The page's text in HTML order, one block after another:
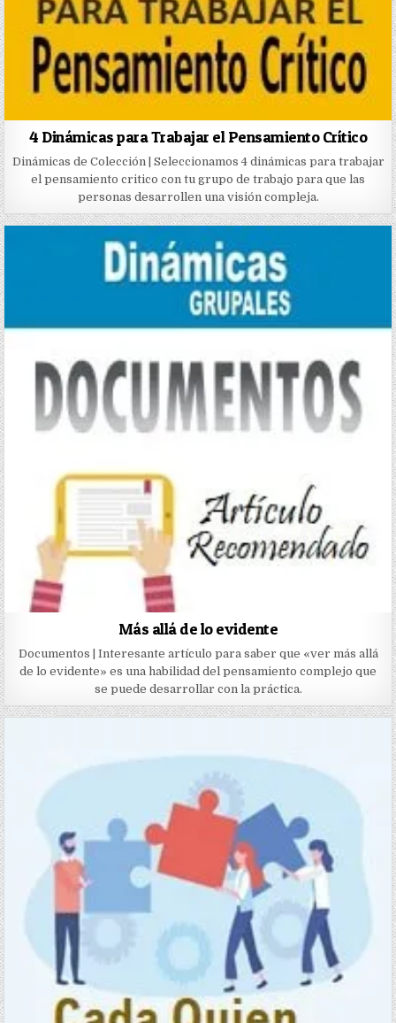
4 Dinámicas para Trabajar el Pensamiento Crítico
Dinámicas de Colección | Seleccionamos 4 dinámicas para trabajar
el pensamiento critico con tu grupo de trabajo para que las
personas desarrollen una visión compleja.
Más allá de lo evidente
Documentos | Interesante artículo para saber que «ver más allá
de lo evidente» es una habilidad del pensamiento complejo que
se puede desarrollar con la práctica.